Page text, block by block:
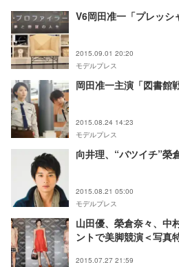
V6岡田准一「プレッシ
2015.09.01 20:20
モデルプレス
岡田准一主演「図書館
2015.08.24 14:23
モデルプレス
向井理、“バツイチ”榮
2015.08.21 05:00
モデルプレス
山田優、榮倉奈々、中
ントで美脚競演＜写真
2015.07.27 21:59